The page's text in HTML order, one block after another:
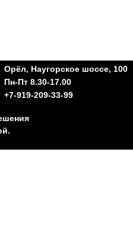
Орёл, Наугорское шоссе, 100
Пн-Пт 8.30-17.00
+7-919-209-33-99